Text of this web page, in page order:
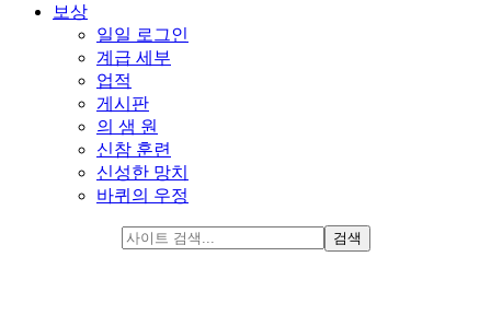
보상
일일 로그인
계급 세부
업적
게시판
의 샘 원
신참 훈련
신성한 망치
바퀴의 우정